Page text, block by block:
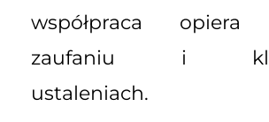
współpraca
zaufaniu i
ustaleniach.